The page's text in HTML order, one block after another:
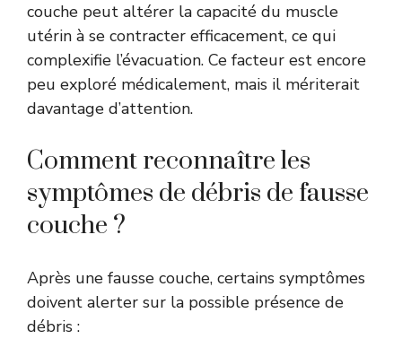
couche peut altérer la capacité du muscle
utérin à se contracter efficacement, ce qui
complexifie l’évacuation. Ce facteur est encore
peu exploré médicalement, mais il mériterait
davantage d’attention.
Comment reconnaître les
symptômes de débris de fausse
couche ?
Après une fausse couche, certains symptômes
doivent alerter sur la possible présence de
débris :